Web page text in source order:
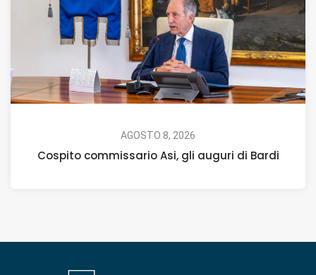
AGOSTO 8, 2026
Cospito commissario Asi, gli auguri di Bardi